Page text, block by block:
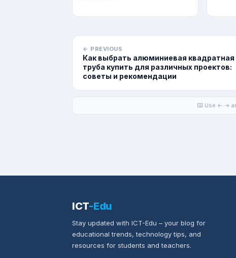
← PREVIOUS
Как выбрать алюминиевая квадратная
труба купить для различных проектов:
советы и рекомендации
⌨️ Use ← →
ICT-Edu
Stay updated with ICT-Edu – your blog for
educational trends, technology tips, and
resources for students and teachers.